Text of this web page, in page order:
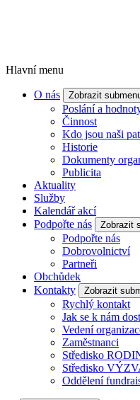
Hlavní menu
O nás Zobrazit
Poslání a
Činnost
Kdo jsou naši
Historie
Dokumenty
Publicita
Aktuality
Služby
Kalendář akcí
Podpořte nás
Zobrazit
Podpořte nás
Dobrovolnictví
Partneři
Obchůdek
Kontakty
Zobrazit
Rychlý kontakt
Jak se k nám
Vedení
Zaměstnanci
Středisko
Středisko
Oddělení